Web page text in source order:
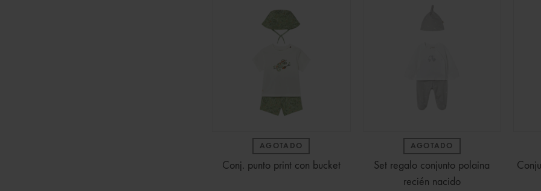
AGOTADO
Conj. punto print con bucket
AGOTADO
Set regalo conjunto polaina
recién nacido